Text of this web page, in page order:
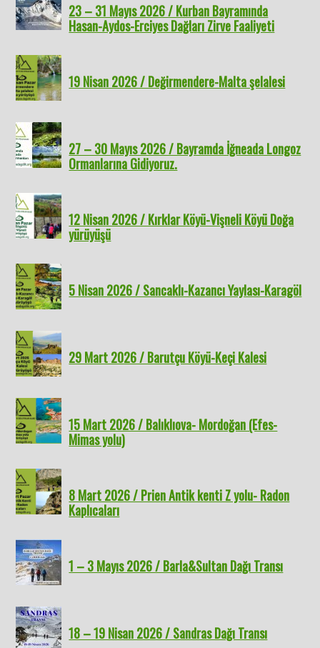
23 – 31 Mayıs 2026 / Kurban Bayramında
Hasan-Aydos-Erciyes Dağları Zirve Faaliyeti
19 Nisan 2026 / Değirmendere-Malta şelalesi
27 – 30 Mayıs 2026 / Bayramda İğneada Longoz
Ormanlarına Gidiyoruz.
12 Nisan 2026 / Kırklar Köyü-Vişneli Köyü Doğa
yürüyüşü
5 Nisan 2026 / Sancaklı-Kazancı Yaylası-Karagöl
29 Mart 2026 / Barutçu Köyü-Keçi Kalesi
15 Mart 2026 / Balıklıova- Mordoğan (Efes-
Mimas yolu)
8 Mart 2026 / Prien Antik kenti Z yolu- Radon
Kaplıcaları
1 – 3 Mayıs 2026 / Barla&Sultan Dağı Transı
18 – 19 Nisan 2026 / Sandras Dağı Transı